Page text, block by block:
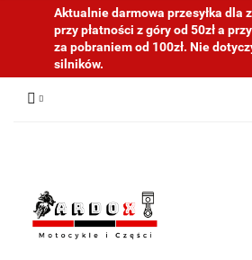
Aktualnie darmowa przesyłka dla
przy płatności z góry od 50zł a
za pobraniem od 100zł. Nie
silników.